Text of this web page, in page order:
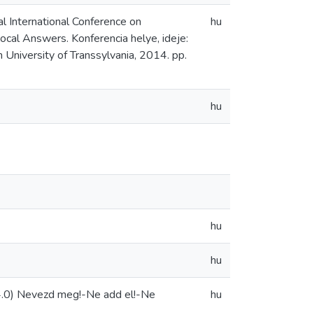
International Conference on
Answers. Konferencia helye, ideje:
of Transsylvania, 2014. pp.
hu
hu
hu
hu
Nevezd meg!-Ne add el!-Ne
hu